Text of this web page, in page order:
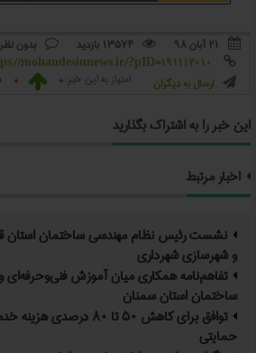
 ۲۱ آبان ۹۸  13574 بازدید  بدون نظر

 ارسال به دیگران امتیاز به این خبر: 0

0
این خبر را به اشتراک بگذارید
اخبار مرتبط
نشست رئیس نظام مهندسی ساختمان استان
و شهرسازی شهرداری
تفاهم‌نامه همکاری میان آموزش فنی‌وحرفه‌ای
ساختمان استان سمنان
توافق برای کاهش ۵۰ تا
حمایتی